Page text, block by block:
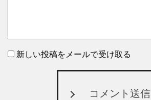
新しい投稿をメールで受け取る
コメント送信